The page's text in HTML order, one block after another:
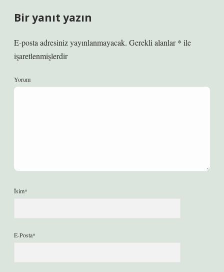
Bir yanıt yazın
E-posta adresiniz yayınlanmayacak. Gerekli alanlar* ile
işaretlenmişlerdir
Yorum
İsim*
E-Posta*